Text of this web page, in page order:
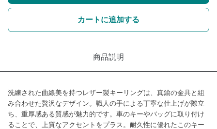
カートに追加する
商品説明
洗練された曲線美を持つレザー製キーリングは、真鍮の金具と組
み合わせた贅沢なデザイン。職人の手による丁寧な仕上げが際立
ち、重厚感ある質感が魅力的です。車のキーやバッグに取り付け
ることで、上質なアクセントをプラス。耐久性に優れたこのキー